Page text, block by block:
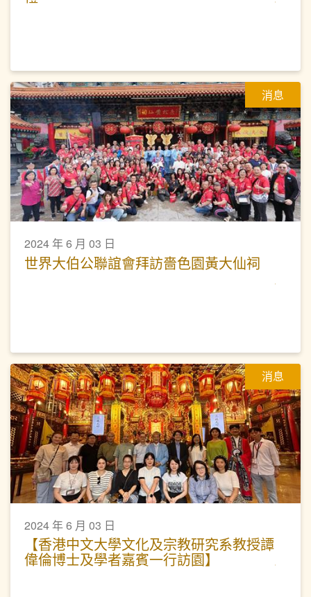
消息
2024 年 6 月 03 日
世界大伯公聯誼會拜訪嗇色園黃大仙祠
消息
2024 年 6 月 03 日
【香港中文大學文化及宗教研究系教授譚
偉倫博士及學者嘉賓一行訪園】